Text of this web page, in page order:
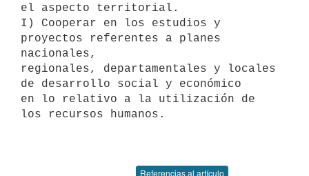
el aspecto territorial.
I) Cooperar en los estudios y
proyectos referentes a planes
nacionales,
regionales, departamentales y locales
de desarrollo social y económico
en lo relativo a la utilización de
los recursos humanos.
Referencias al artículo